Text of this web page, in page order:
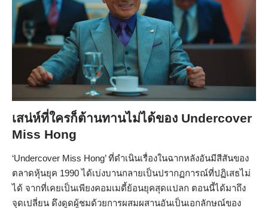
เสน่ห์ที่ใครก็ต้านทานไม่ได้ของ Undercover
Miss Hong
‘Undercover Miss Hong’ ที่ดำเนินเรื่องในฉากหลังอันมีสีสันของ
ตลาดหุ้นยุค 1990 ได้เบ่งบานกลายเป็นปรากฏการณ์ที่ปฏิเสธไม่
ได้ จากที่เคยเป็นเพียงคอมเมดี้ย้อนยุคสุดแปลก ตอนนี้ได้มาถึง
จุดเปลี่ยน ดึงดูดผู้ชมด้วยการผสมผสานอันเป็นเอกลักษณ์ของ